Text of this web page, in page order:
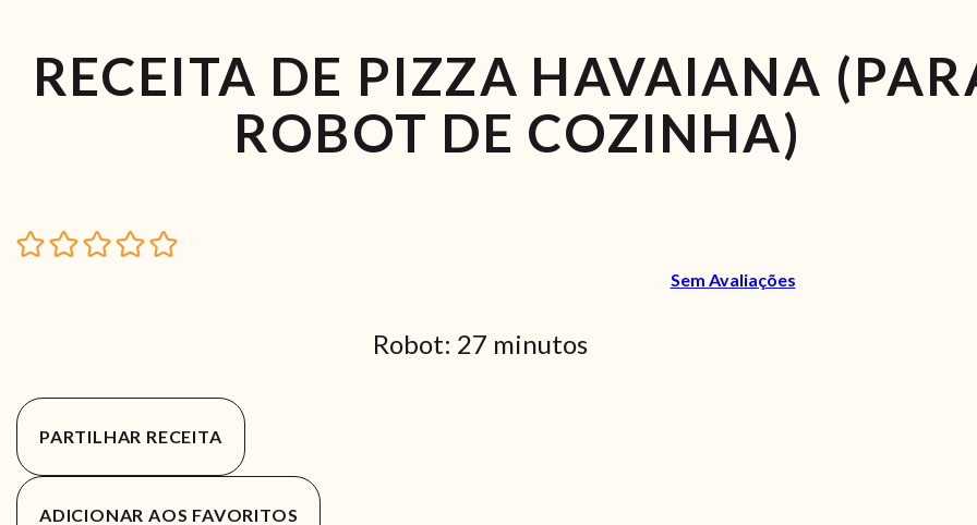
RECEITA DE PIZZA HAVAIANA
ROBOT DE COZINHA)
Sem Avaliações
Robot: 27 minutos
PARTILHAR RECEITA
ADICIONAR AOS FAVORITOS